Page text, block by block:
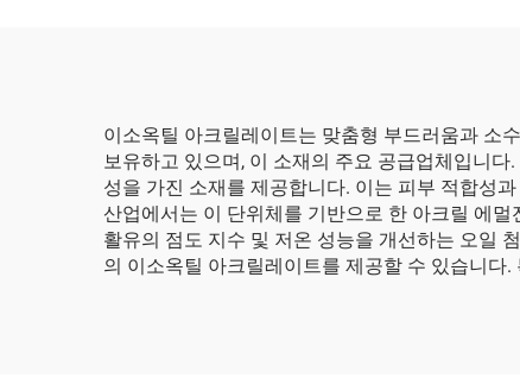
이소옥틸 아크릴레이트는 맞춤형 부드러움과 소
보유하고 있으며, 이 소재의 주요 공급업체입니
성을 가진 소재를 제공합니다. 이는 피부 적합성
산업에서는 이 단위체를 기반으로 한 아크릴 에
활유의 점도 지수 및 저온 성능을 개선하는 오일
의 이소옥틸 아크릴레이트를 제공할 수 있습니다